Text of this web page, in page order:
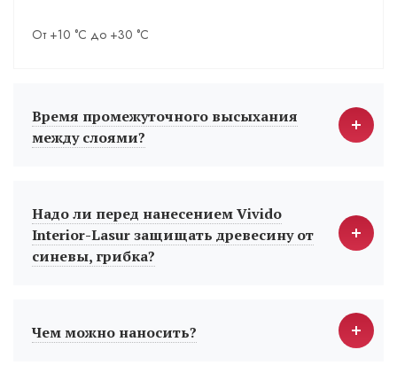
От +10 °С до +30 °С
Время промежуточного высыхания
между слоями?
Надо ли перед нанесением Vivido
Interior-Lasur защищать древесину от
синевы, грибка?
Чем можно наносить?